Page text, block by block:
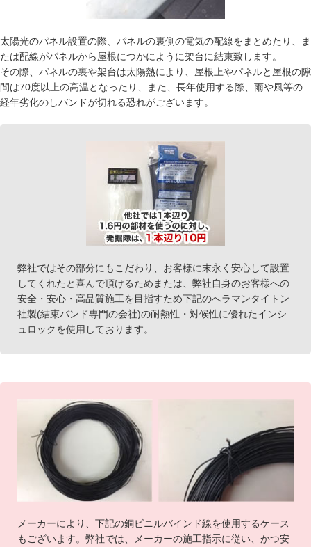
太陽光のパネル設置の際、パネルの裏側の電気の配線をまとめたり、ま
たは配線がパネルから屋根につかにように架台に結束致します。
その際、パネルの裏や架台は太陽熱により、屋根上やパネルと屋根の隙
間は70度以上の高温となったり、また、長年使用する際、雨や風等の
経年劣化のしバンドが切れる恐れがございます。
弊社ではその部分にもこだわり、お客様に末永く安心して設置
してくれたと喜んで頂けるためまたは、弊社自身のお客様への
安全・安心・高品質施工を目指すため下記のへラマンタイトン
社製(結束バンド専門の会社)の耐熱性・対候性に優れたインシ
ュロックを使用しております。
メーカーにより、下記の銅ビニルバインド線を使用するケース
もございます。弊社では、メーカーの施工指示に従い、かつ安